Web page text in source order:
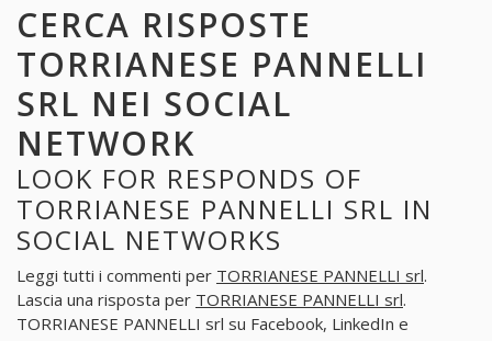
CERCA RISPOSTE
TORRIANESE PANNELLI
SRL NEI SOCIAL
NETWORK
LOOK FOR RESPONDS OF
TORRIANESE PANNELLI SRL IN
SOCIAL NETWORKS
Leggi tutti i commenti per TORRIANESE PANNELLI srl.
Lascia una risposta per TORRIANESE PANNELLI srl.
TORRIANESE PANNELLI srl su Facebook, LinkedIn e